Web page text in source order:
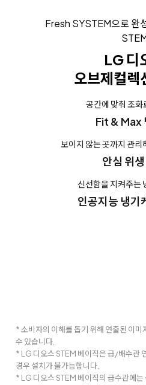
Fresh SYSTEM으로 완
LG 디
오브제컬렉
공간에 맞춰 조화
Fit & Max
보이지 않는 곳까지 관리
안심 위
신선함을 지켜주는
인공지능 냉기
* 소비자의 이해를 돕기 위해 연출된 이미
수 있습니다.
* LG 디오스 STEM 베이직은 급/배수관
경우 설치가 불가능합니다.
* LG 디오스 STEM 베이직의 급수관에